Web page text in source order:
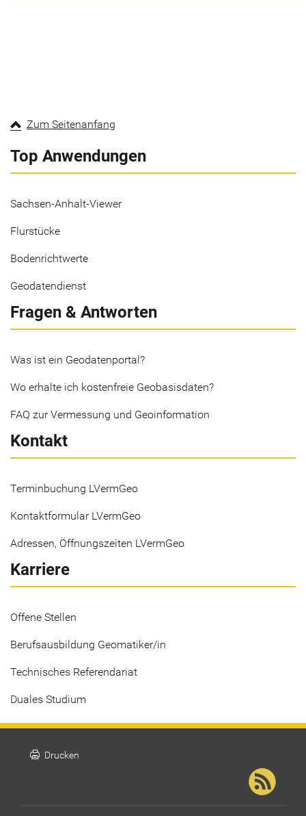
Zum Seitenanfang
Top Anwendungen
Sachsen-Anhalt-Viewer
Flurstücke
Bodenrichtwerte
Geodatendienst
Fragen & Antworten
Was ist ein Geodatenportal?
Wo erhalte ich kostenfreie Geobasisdaten?
FAQ zur Vermessung und Geoinformation
Kontakt
Terminbuchung LVermGeo
Kontaktformular LVermGeo
Adressen, Öffnungszeiten LVermGeo
Karriere
Offene Stellen
Berufsausbildung Geomatiker/in
Technisches Referendariat
Duales Studium
print Drucken